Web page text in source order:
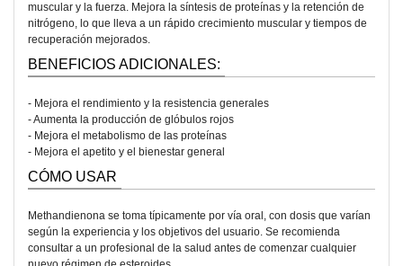
muscular y la fuerza. Mejora la síntesis de proteínas y la retención de
nitrógeno, lo que lleva a un rápido crecimiento muscular y tiempos de
recuperación mejorados.
BENEFICIOS ADICIONALES:
- Mejora el rendimiento y la resistencia generales
- Aumenta la producción de glóbulos rojos
- Mejora el metabolismo de las proteínas
- Mejora el apetito y el bienestar general
CÓMO USAR
Methandienona se toma típicamente por vía oral, con dosis que varían
según la experiencia y los objetivos del usuario. Se recomienda
consultar a un profesional de la salud antes de comenzar cualquier